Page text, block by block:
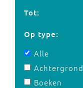
Tot:
Op type:
Alle
Achtergrond
Boeken